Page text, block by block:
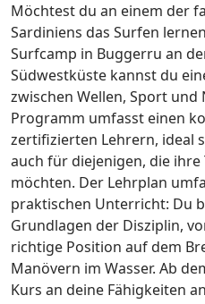
Möchtest du an einem der
Sardiniens das Surfen
Surfcamp in Buggerru an
Südwestküste kannst du
zwischen Wellen, Sport und
Programm umfasst einen
zertifizierten Lehrern, ideal
auch für diejenigen, die ihre
möchten. Der Lehrplan
praktischen Unterricht: Du
Grundlagen der Disziplin,
richtige Position auf dem
Manövern im Wasser. Ab
Kurs an deine Fähigkeiten